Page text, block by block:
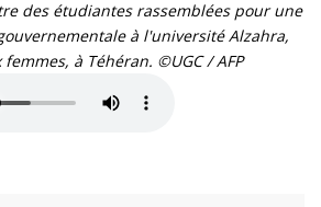
des étudiantes rassemblées pour une
à l'université Alzahra,
à Téhéran. ©UGC / AFP